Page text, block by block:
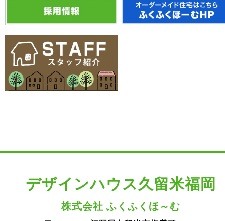
デザインハウス久留米福岡
株式会社 ふくふくほ～む